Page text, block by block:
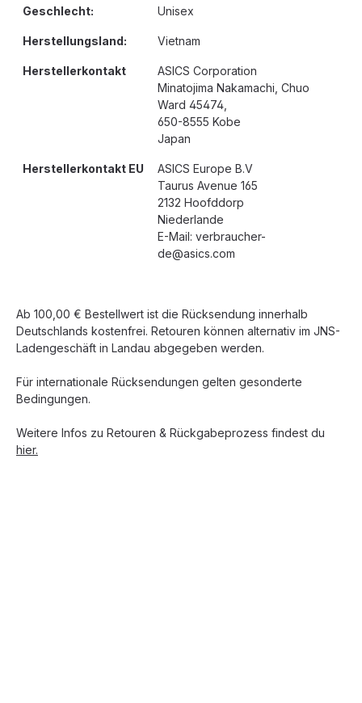
Geschlecht: Unisex
Herstellungsland: Vietnam
Herstellerkontakt
ASICS Corporation
Minatojima Nakamachi, Chuo
Ward 45474,
650-8555 Kobe
Japan
Herstellerkontakt EU
ASICS Europe B.V
Taurus Avenue 165
2132 Hoofddorp
Niederlande
E-Mail: verbraucher-
de@asics.com
Ab 100,00 € Bestellwert ist die Rücksendung innerhalb
Deutschlands kostenfrei. Retouren können alternativ im JNS-
Ladengeschäft in Landau abgegeben werden.
Für internationale Rücksendungen gelten gesonderte
Bedingungen.
Weitere Infos zu Retouren & Rückgabeprozess findest du
hier.